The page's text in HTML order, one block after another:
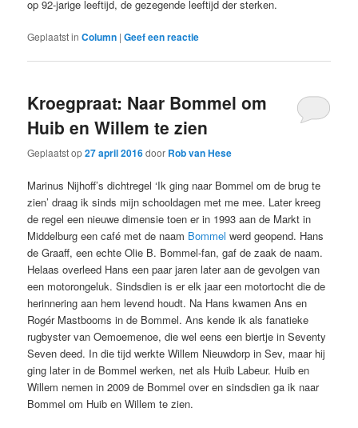
op 92-jarige leeftijd, de gezegende leeftijd der sterken.
Geplaatst in Column |Geef een reactie
Kroegpraat: Naar Bommel om
Huib en Willem te zien
Geplaatst op27 april 2016door Rob van Hese
Marinus Nijhoff’s dichtregel ‘Ik ging naar Bommel om de brug te
zien’ draag ik sinds mijn schooldagen met me mee. Later kreeg
de regel een nieuwe dimensie toen er in 1993 aan de Markt in
Middelburg een café met de naam Bommel werd geopend. Hans
de Graaff, een echte Olie B. Bommel-fan, gaf de zaak de naam.
Helaas overleed Hans een paar jaren later aan de gevolgen van
een motorongeluk. Sindsdien is er elk jaar een motortocht die de
herinnering aan hem levend houdt. Na Hans kwamen Ans en
Rogér Mastbooms in de Bommel. Ans kende ik als fanatieke
rugbyster van Oemoemenoe, die wel eens een biertje in Seventy
Seven deed. In die tijd werkte Willem Nieuwdorp in Sev, maar hij
ging later in de Bommel werken, net als Huib Labeur. Huib en
Willem nemen in 2009 de Bommel over en sindsdien ga ik naar
Bommel om Huib en Willem te zien.